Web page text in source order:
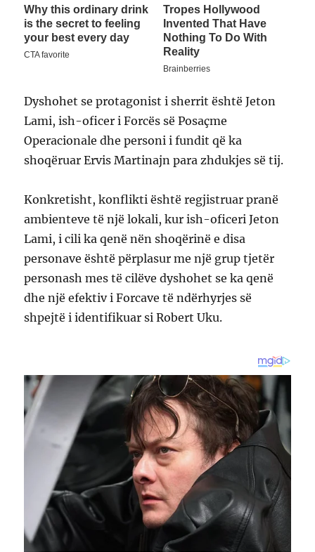
Dyshohet se protagonist i sherrit është Jeton
Lami, ish-oficer i Forcës së Posaçme
Operacionale dhe personi i fundit që ka
shoqëruar Ervis Martinajn para zhdukjes së tij.
Konkretisht, konflikti është regjistruar pranë
ambienteve të një lokali, kur ish-oficeri Jeton
Lami, i cili ka qenë nën shoqërinë e disa
personave është përplasur me një grup tjetër
personash mes të cilëve dyshohet se ka qenë
dhe një efektiv i Forcave të ndërhyrjes së
shpejtë i identifikuar si Robert Uku.